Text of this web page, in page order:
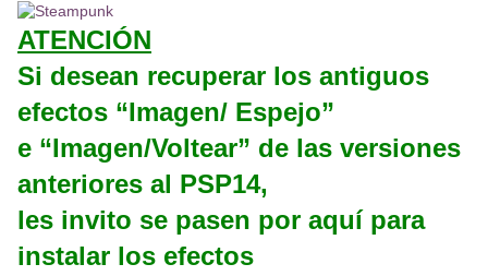
ATENCIÓN
Si desean recuperar los antiguos
efectos “Imagen/ Espejo”
e “Imagen/Voltear” de las versiones
anteriores al PSP14,
les invito se pasen por aquí para
instalar los efectos